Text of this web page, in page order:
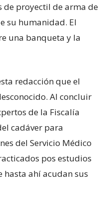
de proyectil de arma de
su humanidad. El
una banqueta y la
redacción que el
Al concluir
de la Fiscalía
cadáver para
del Servicio Médico
pos estudios
hasta ahí acudan sus